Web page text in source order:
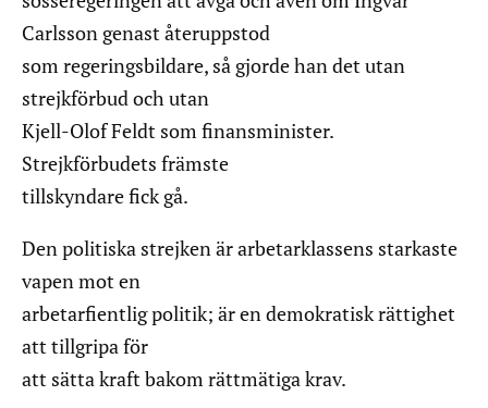
Carlsson genast återuppstod
som regeringsbildare, så gjorde han det utan
strejkförbud och utan
Kjell-Olof Feldt som finansminister.
Strejkförbudets främste
tillskyndare fick gå.
Den politiska strejken är arbetarklassens starkaste
vapen mot en
arbetarfientlig politik; är en demokratisk rättighet
att tillgripa för
att sätta kraft bakom rättmätiga krav.